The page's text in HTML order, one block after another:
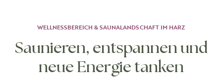
WELLNESSBEREICH & SAUNALANDSCHAFT IM HARZ
Saunieren, entspannen und
neue Energie tanken